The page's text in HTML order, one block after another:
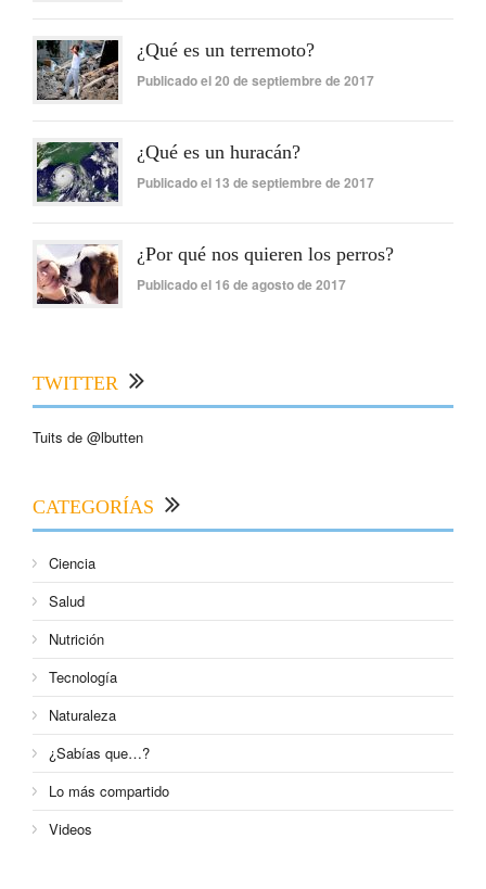
¿Qué es un terremoto?
Publicado el 20 de septiembre de 2017
¿Qué es un huracán?
Publicado el 13 de septiembre de 2017
¿Por qué nos quieren los perros?
Publicado el 16 de agosto de 2017
TWITTER
Tuits de @lbutten
CATEGORÍAS
Ciencia
Salud
Nutrición
Tecnología
Naturaleza
¿Sabías que…?
Lo más compartido
Videos